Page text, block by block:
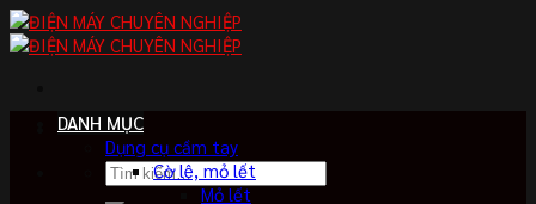
Skip
to
Tìm
kiếm:
DANH MỤC
Dụng cụ cầm tay
Cờ lê, mỏ lết
Mỏ lết